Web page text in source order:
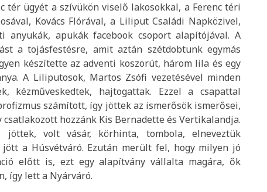
tér ügyét a szívükön viselő lakosokkal, a Ferenc téri
Kovács Flórával, a Liliput Családi Napközivel,
anyukák, apukák facebook csoport alapítójával. A
a tojásfestésre, amit aztán szétdobtunk egymás
készítette az adventi koszorút, három lila és egy
A Liliputosok, Martos Zsófi vezetésével minden
kézműveskedtek, hajtogattak. Ezzel a csapattal
számított, így jöttek az ismerősök ismerősei,
hozzánk Kis Bernadette és Vertikalandja.
jöttek, volt vásár, körhinta, tombola, elneveztük
a Húsvétváró. Ezután merült fel, hogy milyen jó
előtt is, ezt egy alapítvány vállalta magára, ők
így lett a Nyárváró.